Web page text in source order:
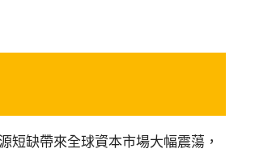
短缺帶來全球資本市場大幅震蕩，